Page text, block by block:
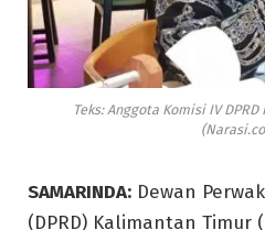
Teks: Anggota Komisi IV
SAMARINDA: Dewan
(DPRD) Kalimantan Timur